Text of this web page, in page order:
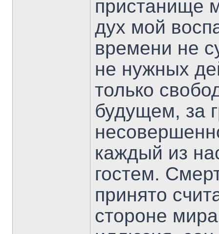
пристанище
дух мой
времени не
не нужных
только
будущем, за
каждый из
гостем.
принято
стороне